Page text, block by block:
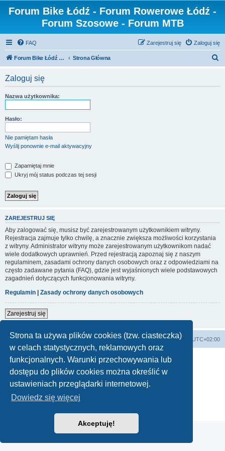
Strona ta używa plików cookies (tzw. ciasteczka)
w celach statystycznych, reklamowych oraz
funkcjonalnych. Warunki przechowywania lub
dostępu do plików cookies można określić w
ustawieniach przeglądarki internetowej.
Dowiedz się więcej
Akceptuję!
Forum Bike Łódź - Forum Rowerowe Łódź -
Forum Szosowe - Forum MTB
FAQ Zaloguj się
Zarejestruj się
Forum Bike Łódź - Forum Rowerowe Łódź - Forum Szosowe - Forum MTB Strona Główna
Zaloguj się
Nazwa użytkownika:
Hasło:
Nie pamiętam hasła
Wyślij ponownie e-mail aktywacyjny
Zapamiętaj mnie
Ukryj mój status podczas tej sesji
ZAREJESTRUJ SIĘ
Aby zalogować się, musisz być zarejestrowanym użytkownikiem witryny.
Rejestracja zajmuje tylko chwilę, a znacznie zwiększa możliwości korzystania
z witryny. Administrator witryny może zarejestrowanym użytkownikom nadać
wiele dodatkowych uprawnień. Przed rejestracją zapoznaj się z naszym
regulaminem, zasadami ochrony danych osobowych oraz z odpowiedziami na
często zadawane pytania (FAQ), gdzie jest wyjaśnionych wiele podstawowych
zagadnień dotyczących funkcjonowania witryny.
Regulamin | Zasady ochrony danych osobowych
Zarejestruj się
Forum Bike Łódź - Forum Rowerowe Łódź - Forum Szosowe - Forum MTB Strona Główna Strefa czasowa UTC+02:00
Linki partnerskie: strony www lodz ,Fotografia Analogowa
Polski pakiet językowy dostarcza